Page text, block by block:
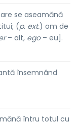
se aseamănă
(p. ext.) om de
– alt, ego– eu].
însemnând
întru totul cu